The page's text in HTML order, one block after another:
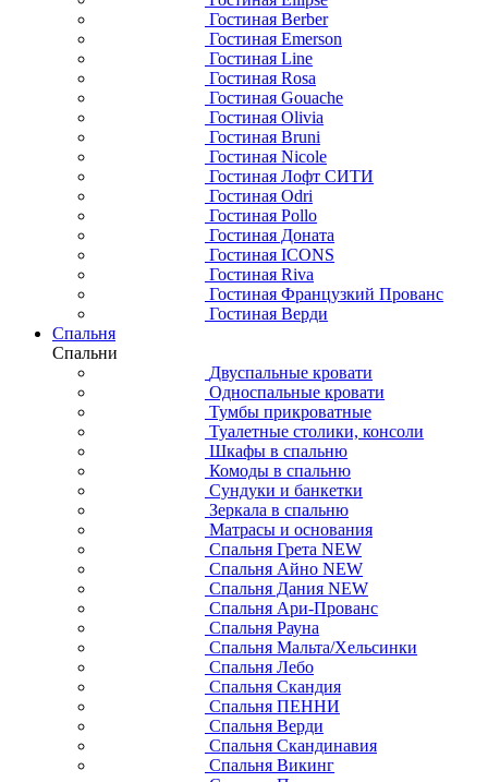
Гостиная Berber
Гостиная Emerson
Гостиная Line
Гостиная Rosa
Гостиная Gouache
Гостиная Olivia
Гостиная Bruni
Гостиная Nicole
Гостиная Лофт СИТИ
Гостиная Odri
Гостиная Pollo
Гостиная Доната
Гостиная ICONS
Гостиная Riva
Гостиная Французкий Прованс
Гостиная Верди
Спальня
Спальни
Двуспальные кровати
Односпальные кровати
Тумбы прикроватные
Туалетные столики, консоли
Шкафы в спальню
Комоды в спальню
Сундуки и банкетки
Зеркала в спальню
Матрасы и основания
Спальня Грета NEW
Спальня Айно NEW
Спальня Дания NEW
Спальня Ари-Прованс
Спальня Рауна
Спальня Мальта/Хельсинки
Спальня Лебо
Спальня Скандия
Спальня ПЕННИ
Спальня Верди
Спальня Скандинавия
Спальня Викинг